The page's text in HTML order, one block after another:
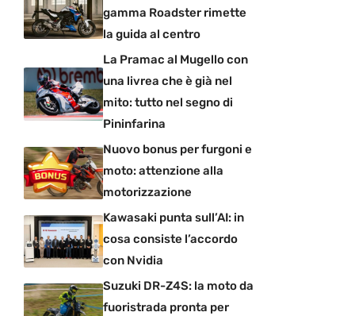
gamma Roadster rimette
la guida al centro
La Pramac al Mugello con
una livrea che è già nel
mito: tutto nel segno di
Pininfarina
Nuovo bonus per furgoni e
moto: attenzione alla
motorizzazione
Kawasaki punta sull’AI: in
cosa consiste l’accordo
con Nvidia
Suzuki DR-Z4S: la moto da
fuoristrada pronta per